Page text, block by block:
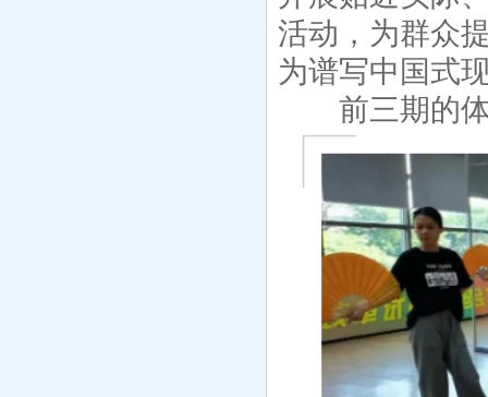
活动，为群众
为谱写中国式
前三期的体